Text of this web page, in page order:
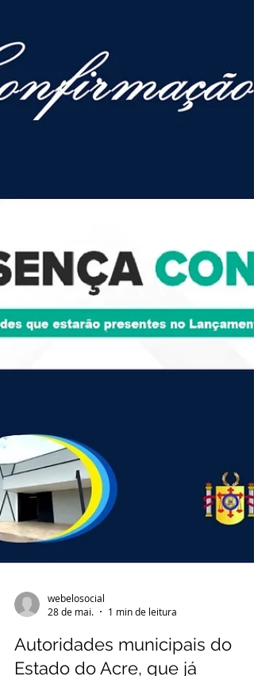
orquestra na escola de música Thomas
Jefferson Rondônia; Trabalhou na
Orquestra Calos Gomes também em
Rondônia; Projeto da lei do incentivo em